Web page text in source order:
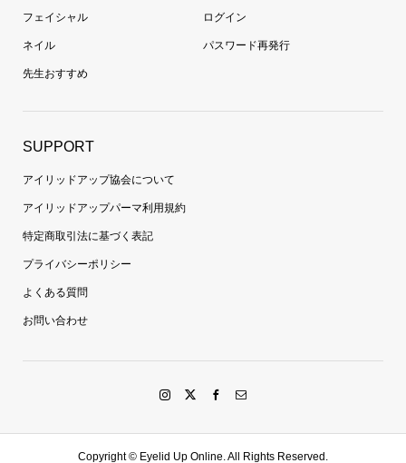
フェイシャル
ネイル
先生おすすめ
ログイン
パスワード再発行
SUPPORT
アイリッドアップ協会について
アイリッドアップパーマ利用規約
特定商取引法に基づく表記
プライバシーポリシー
よくある質問
お問い合わせ
Copyright © Eyelid Up Online. All Rights Reserved.